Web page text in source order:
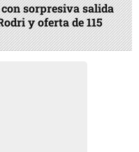
sorpresiva salida
y oferta de 115